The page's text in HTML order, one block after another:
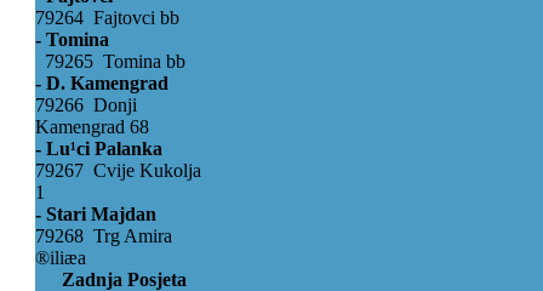
79264 Fajtovci bb
- Tomina
79265 Tomina bb
- D. Kamengrad
79266 Donji
Kamengrad 68
- Lu¹ci Palanka
79267 Cvije Kukolja
1
- Stari Majdan
79268 Trg Amira
®iliæa
Zadnja Posjeta